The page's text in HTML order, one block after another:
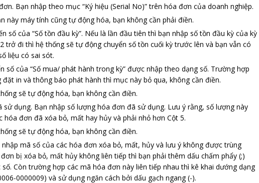
Bạn nhập theo mục “Ký hiệu (Serial No)” trên hóa đơn của doanh nghiệp.
này máy tính cũng tự động hóa, bạn không cần phải điền.
số của “Số tồn đầu kỳ”. Nếu là lần đầu tiên thì bạn nhập số tồn đầu kỳ của kỳ
trở đi thì hệ thống sẽ tự động chuyển số tồn cuối kỳ trước lên và bạn vẫn có
liệu có sai sót.
số của “Số mua/ phát hành trong kỳ” được nhập theo dạng số. Trường hợp
in và thông báo phát hành thì mục này bỏ qua, không cần điền.
sẽ tự động hóa, bạn không cần điền.
sử dụng. Bạn nhập số lượng hóa đơn đã sử dụng. Lưu ý rằng, số lượng này
hóa đơn đã xóa bỏ, mất hay hủy và phải nhỏ hơn Cột 5.
sẽ tự động hóa, bạn không cần điền.
nhập mã số của các hóa đơn xóa bỏ, mất, hủy và lưu ý không được trùng
bị xóa bỏ, mất hủy không liên tiếp thì bạn phải thêm dấu chấm phẩy (;)
số. Còn trường hợp các mã hóa đơn này liên tiếp nhau thì kê khai dướng dạng
0000009) và sử dụng ngăn cách bởi dấu gạch ngang (-).